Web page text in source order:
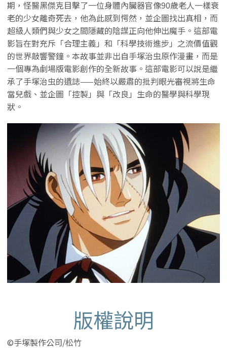
期，怪醫黑傑克目擊了一位身體內臟器官像90歲老人一樣衰
老的少女離奇死去，他為此感到愕然，並企圖找出真相，而
超級人類們與少女之間隱藏的陰謀正向他伸出魔手。這部電
影旨在對充斥「合理主義」和「科學技術進步」之流價值觀
的世界敲響警鐘。本故事並非出自手塚治虫原作漫畫，而是
一個專為劇場版電影創作的全新故事。這部電影可以說是繼
承了手塚治虫的遺誌——始終以嚴肅的批判眼光審視將生命
當兒戲、並企圖「控製」與「改良」生命的醫學與科學現
狀。
版權說明
©手塚製作公司/松竹